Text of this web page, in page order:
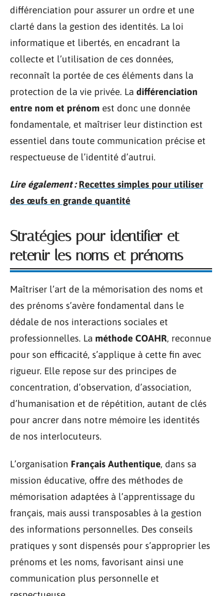
différenciation pour assurer un ordre et une
clarté dans la gestion des identités. La loi
informatique et libertés, en encadrant la
collecte et l’utilisation de ces données,
reconnaît la portée de ces éléments dans la
protection de la vie privée. La différenciation
entre nom et prénom est donc une donnée
fondamentale, et maîtriser leur distinction est
essentiel dans toute communication précise et
respectueuse de l’identité d’autrui.
Lire également : Recettes simples pour utiliser
des œufs en grande quantité
Stratégies pour identifier et
retenir les noms et prénoms
Maîtriser l’art de la mémorisation des noms et
des prénoms s’avère fondamental dans le
dédale de nos interactions sociales et
professionnelles. La méthode COAHR, reconnue
pour son efficacité, s’applique à cette fin avec
rigueur. Elle repose sur des principes de
concentration, d’observation, d’association,
d’humanisation et de répétition, autant de clés
pour ancrer dans notre mémoire les identités
de nos interlocuteurs.
L’organisation Français Authentique, dans sa
mission éducative, offre des méthodes de
mémorisation adaptées à l’apprentissage du
français, mais aussi transposables à la gestion
des informations personnelles. Des conseils
pratiques y sont dispensés pour s’approprier les
prénoms et les noms, favorisant ainsi une
communication plus personnelle et